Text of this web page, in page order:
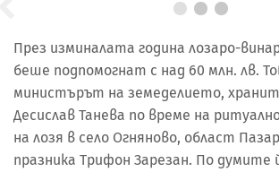
През изминалата година лозаро-
беше подпомогнат с над 60 млн. лв.
министърът на земеделието,
Десислав Танева по време на
на лозя в село Огняново, област
празника Трифон Зарезан. По